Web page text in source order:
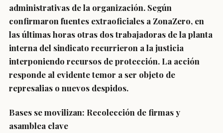
administrativas de la organización. Según
confirmaron fuentes extraoficiales a ZonaZero, en
las últimas horas otras dos trabajadoras de la planta
interna del sindicato recurrieron a la justicia
interponiendo recursos de protección. La acción
responde al evidente temor a ser objeto de
represalias o nuevos despidos.
Bases se movilizan: Recolección de firmas y
asamblea clave